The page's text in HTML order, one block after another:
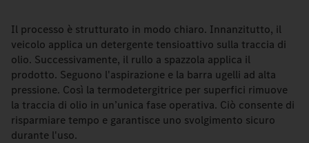
Il processo è strutturato in modo chiaro. Innanzitutto, il
veicolo applica un detergente tensioattivo sulla traccia di
olio. Successivamente, il rullo a spazzola applica il
prodotto. Seguono l'aspirazione e la barra ugelli ad alta
pressione. Così la termodetergitrice per superfici rimuove
la traccia di olio in un’unica fase operativa. Ciò consente di
risparmiare tempo e garantisce uno svolgimento sicuro
durante l'uso.